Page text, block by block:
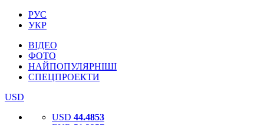
РУС
УКР
ВІДЕО
ФОТО
НАЙПОПУЛЯРНІШІ
СПЕЦПРОЕКТИ
USD
USD 44.4853